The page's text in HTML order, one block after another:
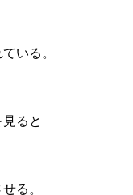
いる。
ると
る。